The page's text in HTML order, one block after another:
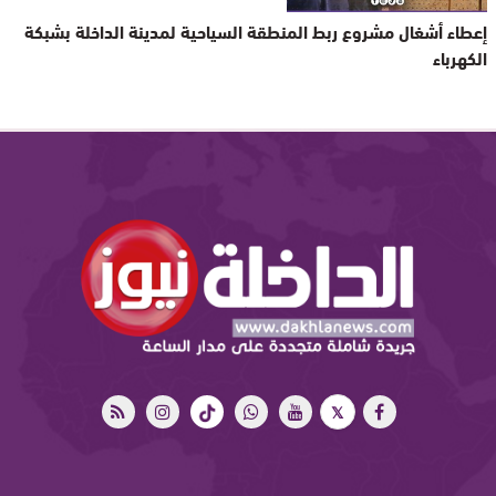
إعطاء أشغال مشروع ربط المنطقة السياحية لمدينة الداخلة بشبكة
الكهرباء